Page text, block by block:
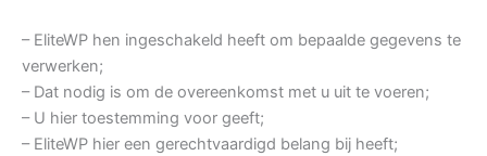
– EliteWP hen ingeschakeld heeft om bepaalde gegevens te
verwerken;
– Dat nodig is om de overeenkomst met u uit te voeren;
– U hier toestemming voor geeft;
– EliteWP hier een gerechtvaardigd belang bij heeft;